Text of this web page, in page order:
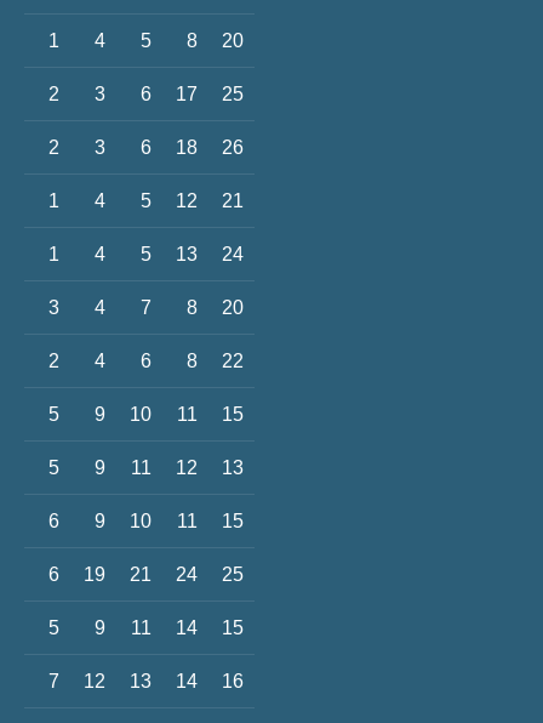
1 4 5 8 20
2 3 6 17 25
2 3 6 18 26
1 4 5 12 21
1 4 5 13 24
3 4 7 8 20
2 4 6 8 22
5 9 10 11 15
5 9 11 12 13
6 9 10 11 15
6 19 21 24 25
5 9 11 14 15
7 12 13 14 16